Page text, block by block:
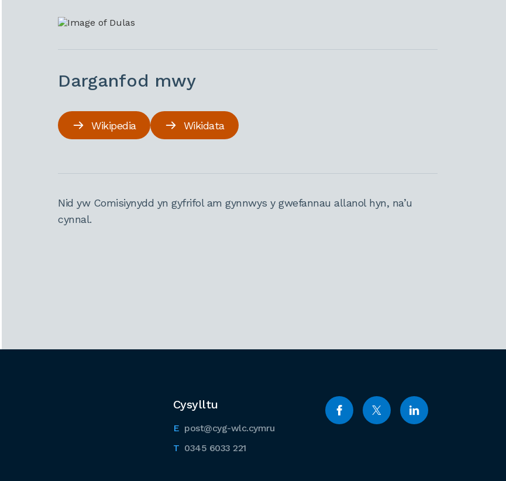
Darganfod mwy
Wikipedia Wikidata
Nid yw Comisiynydd yn gyfrifol am gynnwys y gwefannau allanol hyn, na’u
cynnal.
Cysylltu
post@cyg-wlc.cymru
0345 6033 221